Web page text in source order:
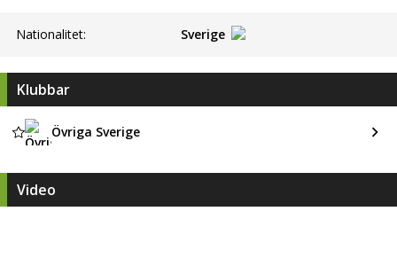
Nationalitet: Sverige
Klubbar
Övriga Sverige
Video